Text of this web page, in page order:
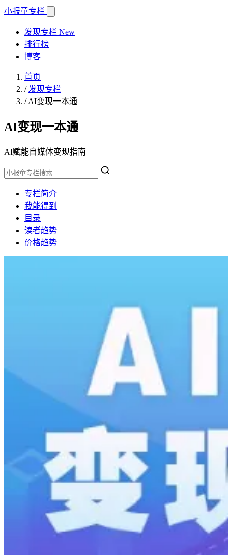
小报童专栏
发现专栏 New
排行榜
博客
首页
/ 发现专栏
/AI变现一本通
AI变现一本通
AI赋能自媒体变现指南
专栏简介
我能得到
目录
读者趋势
价格趋势